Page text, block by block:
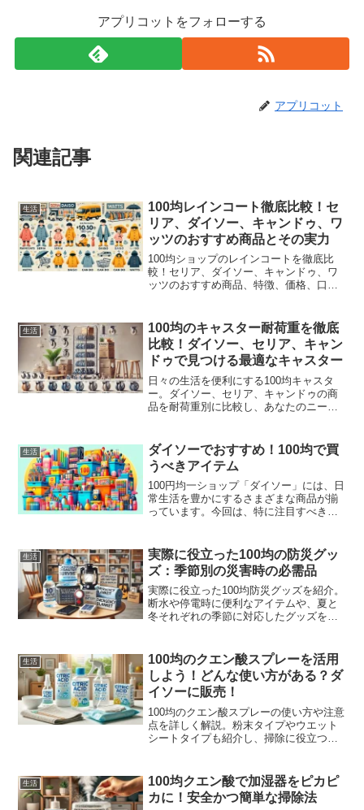
アプリコットをフォローする
アプリコット
関連記事
生活
100均レインコート徹底比較！セ
リア、ダイソー、キャンドゥ、ワ
ッツのおすすめ商品とその実力
100均ショップのレインコートを徹底比
較！セリア、ダイソー、キャンドゥ、ワ
ッツのおすすめ商品、特徴、価格、口コ
び方も解説。
生活
100均のキャスター耐荷重を徹底
比較！ダイソー、セリア、キャン
ドゥで見つける最適なキャスター
日々の生活を便利にする100均キャスタ
ー。ダイソー、セリア、キャンドゥの商
品を耐荷重別に比較し、あなたのニーズ
生活
ダイソーでおすすめ！100均で買
うべきアイテム
100円均一ショップ「ダイソー」には、日
常生活を豊かにするさまざまな商品が揃
っています。今回は、特に注目すべきア
が多く、これを見れば、次にダイソーに
行ったときに迷わず購...
生活
実際に役立った100均の防災グッ
ズ：季節別の災害時の必需品
実際に役立った100均防災グッズを紹介。
断水や停電時に便利なアイテムや、夏と
冬それぞれの季節に対応したグッズを詳
害時の備えに役立つ情報をお届けしま
す。
生活
100均のクエン酸スプレーを活用
しよう！どんな使い方がある？ダ
イソーに販売！
100均のクエン酸スプレーの使い方や注意
点を詳しく解説。粉末タイプやウエット
シートタイプも紹介し、掃除に役立つ情
説しています。ぜひ、最後までご覧くだ
さい。
生活
100均クエン酸で加湿器をピカピ
カに！安全かつ簡単な掃除法